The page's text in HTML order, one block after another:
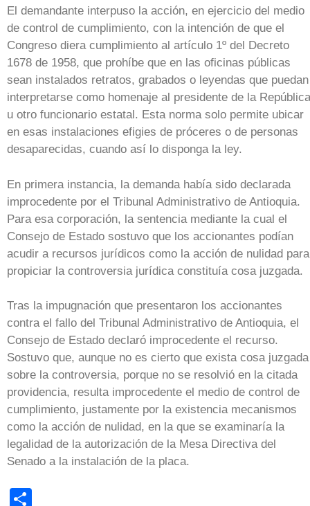
El demandante interpuso la acción, en ejercicio del medio
de control de cumplimiento, con la intención de que el
Congreso diera cumplimiento al artículo 1º del Decreto
1678 de 1958, que prohíbe que en las oficinas públicas
sean instalados retratos, grabados o leyendas que puedan
interpretarse como homenaje al presidente de la República
u otro funcionario estatal. Esta norma solo permite ubicar
en esas instalaciones efigies de próceres o de personas
desaparecidas, cuando así lo disponga la ley.
En primera instancia, la demanda había sido declarada
improcedente por el Tribunal Administrativo de Antioquia.
Para esa corporación, la sentencia mediante la cual el
Consejo de Estado sostuvo que los accionantes podían
acudir a recursos jurídicos como la acción de nulidad para
propiciar la controversia jurídica constituía cosa juzgada.
Tras la impugnación que presentaron los accionantes
contra el fallo del Tribunal Administrativo de Antioquia, el
Consejo de Estado declaró improcedente el recurso.
Sostuvo que, aunque no es cierto que exista cosa juzgada
sobre la controversia, porque no se resolvió en la citada
providencia, resulta improcedente el medio de control de
cumplimiento, justamente por la existencia mecanismos
como la acción de nulidad, en la que se examinaría la
legalidad de la autorización de la Mesa Directiva del
Senado a la instalación de la placa.